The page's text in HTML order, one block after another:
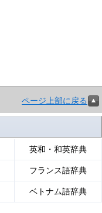
ページ上部に戻る
英和・和英辞典
フランス語辞典
ベトナム語辞典